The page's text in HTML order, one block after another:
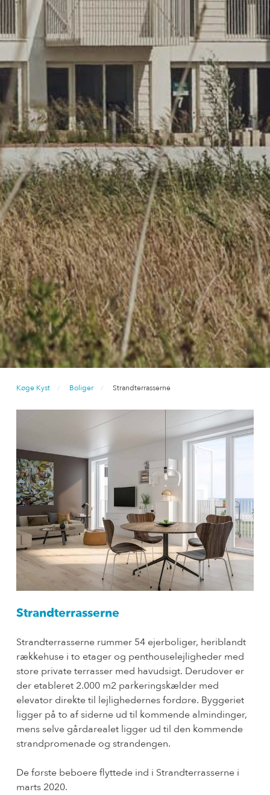
Køge Kyst Boliger Strandterrasserne
Strandterrasserne
Strandterrasserne rummer 54 ejerboliger, heriblandt
rækkehuse i to etager og penthouselejligheder med
store private terrasser med havudsigt. Derudover er
der etableret 2.000 m2 parkeringskælder med
elevator direkte til lejlighedernes fordøre. Byggeriet
ligger på to af siderne ud til kommende almindinger,
mens selve gårdarealet ligger ud til den kommende
strandpromenade og strandengen.
De første beboere flyttede ind i Strandterrasserne i
marts 2020.